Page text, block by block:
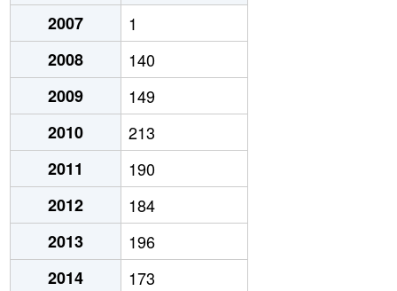
2007
1
2008
140
2009
149
2010
213
2011
190
2012
184
2013
196
2014
173